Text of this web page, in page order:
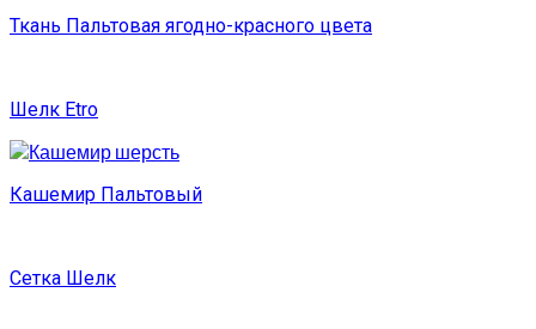
Ткань Пальтовая ягодно-красного цвета
Шелк Etro
Кашемир Пальтовый
Сетка Шелк